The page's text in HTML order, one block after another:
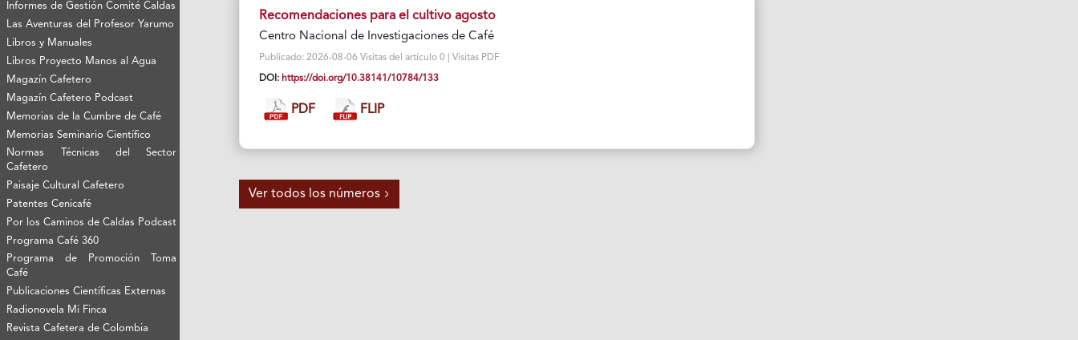
Informes de Gestión Comité Caldas
Las Aventuras del Profesor Yarumo
Libros y Manuales
Libros Proyecto Manos al Agua
Magazín Cafetero
Magazín Cafetero Podcast
Memorias de la Cumbre de Café
Memorias Seminario Científico
Normas Técnicas del Sector
Cafetero
Paisaje Cultural Cafetero
Patentes Cenicafé
Por los Caminos de Caldas Podcast
Programa Café 360
Programa de Promoción Toma
Café
Publicaciones Científicas Externas
Radionovela Mi Finca
Revista Cafetera de Colombia
Recomendaciones para el cultivo agosto
Centro Nacional de Investigaciones de Café
Publicado: 2026-08-06 Visitas del artículo 0 | Visitas PDF
DOI: https://doi.org/10.38141/10784/133
PDF FLIP
Ver todos los números